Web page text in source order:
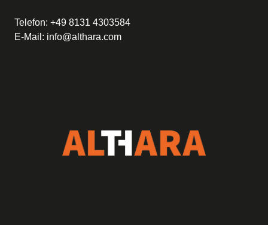
Telefon: +49 8131 4303584
E-Mail: info@althara.com